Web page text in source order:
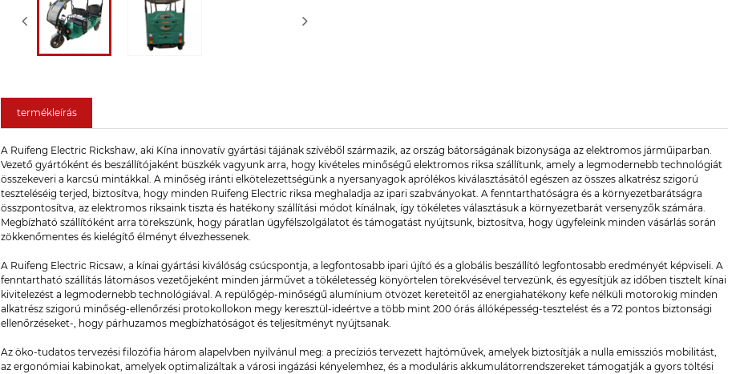
termékleírás
A Ruifeng Electric Rickshaw, aki Kína innovatív gyártási tájának szívéből származik, az ország bátorságának bizonysága az elektromos járműiparban.
Vezető gyártóként és beszállítójaként büszkék vagyunk arra, hogy kivételes minőségű elektromos riksa szállítunk, amely a legmodernebb technológiát
összekeveri a karcsú mintákkal. A minőség iránti elkötelezettségünk a nyersanyagok aprólékos kiválasztásától egészen az összes alkatrész szigorú
teszteléséig terjed, biztosítva, hogy minden Ruifeng Electric riksa meghaladja az ipari szabványokat. A fenntarthatóságra és a környezetbarátságra
összpontosítva, az elektromos riksaink tiszta és hatékony szállítási módot kínálnak, így tökéletes választásuk a környezetbarát versenyzők számára.
Megbízható szállítóként arra törekszünk, hogy páratlan ügyfélszolgálatot és támogatást nyújtsunk, biztosítva, hogy ügyfeleink minden vásárlás során
zökkenőmentes és kielégítő élményt élvezhessenek.
A Ruifeng Electric Ricsaw, a kínai gyártási kiválóság csúcspontja, a legfontosabb ipari újító és a globális beszállító legfontosabb eredményét képviseli. A
fenntartható szállítás látomásos vezetőjeként minden járművet a tökéletesség könyörtelen törekvésével tervezünk, és egyesítjük az időben tisztelt kínai
kivitelezést a legmodernebb technológiával. A repülőgép-minőségű alumínium ötvözet kereteitől az energiahatékony kefe nélküli motorokig minden
alkatrész szigorú minőség-ellenőrzési protokollokon megy keresztül-ideértve a több mint 200 órás állóképesség-tesztelést és a 72 pontos biztonsági
ellenőrzéseket-, hogy párhuzamos megbízhatóságot és teljesítményt nyújtsanak.
Az öko-tudatos tervezési filozófia három alapelvben nyilvánul meg: a precíziós tervezett hajtóművek, amelyek biztosítják a nulla emissziós mobilitást,
az ergonómiai kabinokat, amelyek optimalizáltak a városi ingázási kényelemhez, és a moduláris akkumulátorrendszereket támogatják a gyors töltési